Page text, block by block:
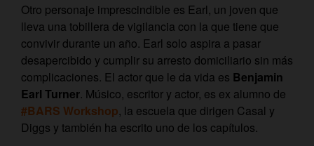
Otro personaje imprescindible es Earl, un joven que
lleva una tobillera de vigilancia con la que tiene que
convivir durante un año. Earl solo aspira a pasar
desapercibido y cumplir su arresto domiciliario sin más
complicaciones. El actor que le da vida es Benjamin
Earl Turner. Músico, escritor y actor, es ex alumno de
#BARS Workshop, la escuela que dirigen Casal y
Diggs y también ha escrito uno de los capítulos.